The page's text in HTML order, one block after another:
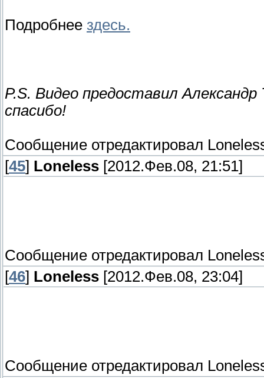
Подробнее здесь.
P.S. Видео предоставил
спасибо!
Сообщение отредактировал
[45] Loneless [2012.Фев.08, 21:51]
Сообщение отредактировал
[46] Loneless [2012.Фев.08, 23:04]
Сообщение отредактировал